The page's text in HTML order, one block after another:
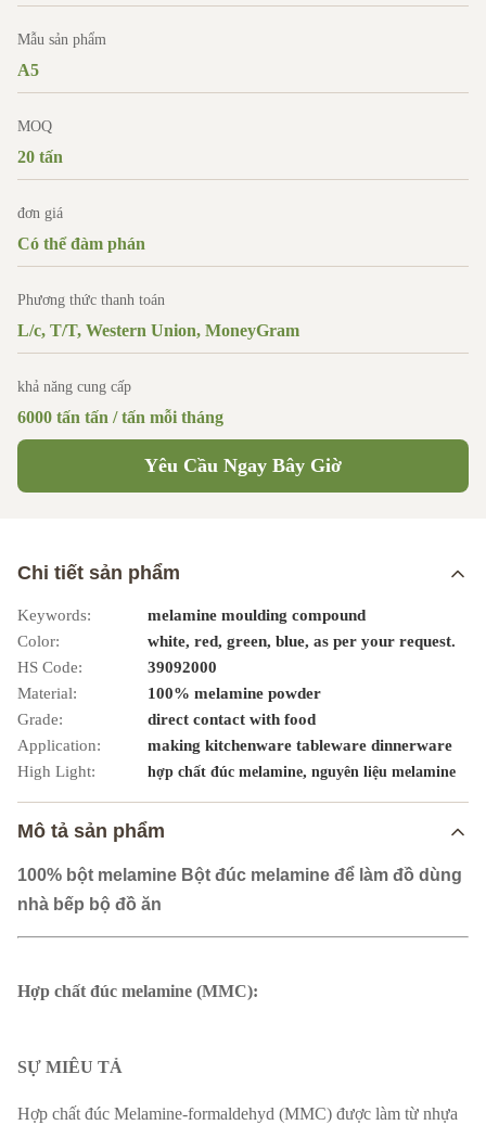
Mẫu sản phẩm
A5
MOQ
20 tấn
đơn giá
Có thể đàm phán
Phương thức thanh toán
L/c, T/T, Western Union, MoneyGram
khả năng cung cấp
6000 tấn tấn / tấn mỗi tháng
Yêu Cầu Ngay Bây Giờ
Chi tiết sản phẩm
Keywords:
melamine moulding compound
Color:
white, red, green, blue, as per your request.
HS Code:
39092000
Material:
100% melamine powder
Grade:
direct contact with food
Application:
making kitchenware tableware dinnerware
High Light:
hợp chất đúc melamine, nguyên liệu melamine
Mô tả sản phẩm
100% bột melamine Bột đúc melamine để làm đồ dùng
nhà bếp bộ đồ ăn
Hợp chất đúc melamine (MMC):
SỰ MIÊU TẢ
Hợp chất đúc Melamine-formaldehyd (MMC) được làm từ nhựa